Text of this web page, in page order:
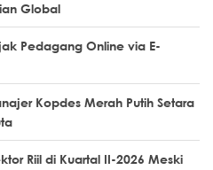
Global
Pedagang Online via E-
Kopdes Merah Putih Setara
Riil di Kuartal II-2026 Meski